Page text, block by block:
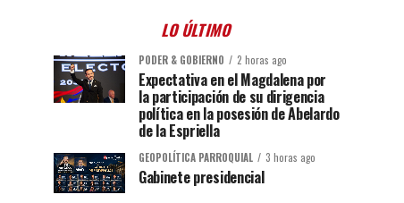
LO ÚLTIMO
PODER & GOBIERNO 2 horas ago
Expectativa en el Magdalena por
la participación de su dirigencia
política en la posesión de Abelardo
de la Espriella
GEOPOLÍTICA PARROQUIAL 3 horas ago
Gabinete presidencial